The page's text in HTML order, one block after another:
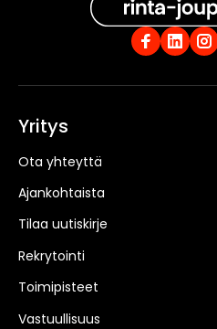
Yritys
Ota yhteyttä
Ajankohtaista
Tilaa uutiskirje
Rekrytointi
Toimipisteet
Vastuullisuus